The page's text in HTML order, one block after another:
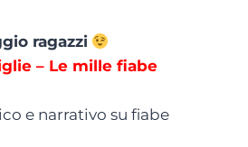
ragazzi
– Le mille fiabe
e narrativo su fiabe